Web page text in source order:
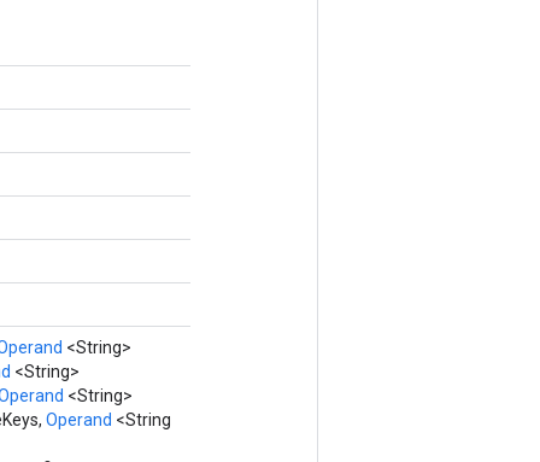
<String>
<String>
<String>
Operand <String